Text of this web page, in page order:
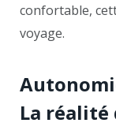
confortable,
voyage.
La